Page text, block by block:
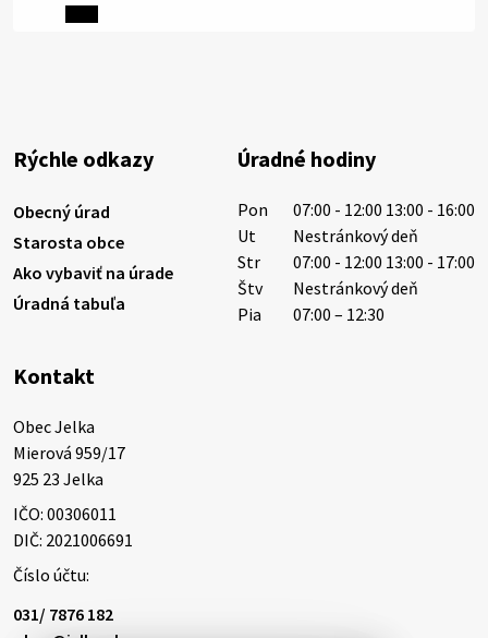
výdatnosti vodárenských zdrojov.
Západoslovenská vodárenská spoločnosť preto
6. augusta 2026 08:12
5. augusta 2026 13:10
Smútočný oznam: 05.08.2026 1/ Vážení obyvatelia!S
hlbokým zármutkom Vám oznamujeme, že vo veku
73 rokov nás opustila Irena Tanková, rodená
Tanková. Pohreb zosnulej bude dňa 6.08.20…
5. augusta 2026 12:59
Rýchle odkazy
Obecný úrad
Starosta obce
Ako vybaviť na úrade
Úradná tabuľa
Úradné hodiny
Pon
07:00 - 12:00 13:00 - 16:00
Ut
Nestránkový deň
Str
07:00 - 12:00 13:00 - 17:00
Štv
Nestránkový deň
Pia
07:00 – 12:30
Kontakt
Obec Jelka
Mierová 959/17
925 23 Jelka
IČO: 00306011
DIČ: 2021006691
Číslo účtu:
031/ 7876 182